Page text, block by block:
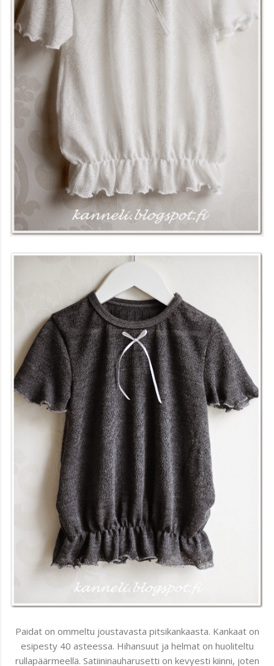
Paidat on ommeltu joustavasta pitsikankaasta. Kankaat on
esipesty 40 asteessa. Hihansuut ja helmat on huoliteltu
rullapäärmeellä. Satiininauharusetti on kevyesti kiinni, joten